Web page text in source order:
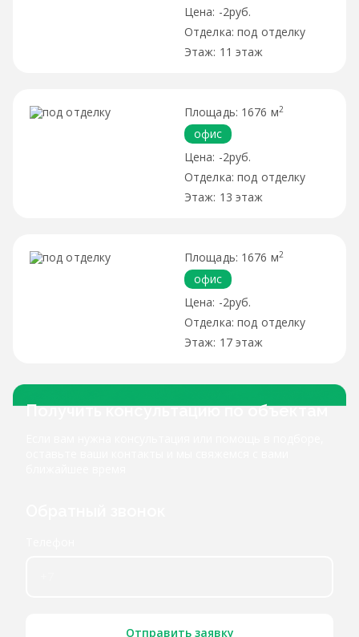
-2руб.
под отделку
11 этаж
1676 м2
офис
-2руб.
под отделку
13 этаж
1676 м2
офис
-2руб.
под отделку
17 этаж
Получить консультацию по объектам
Отправить заявку